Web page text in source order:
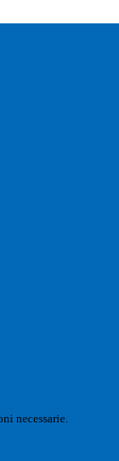
necessarie.